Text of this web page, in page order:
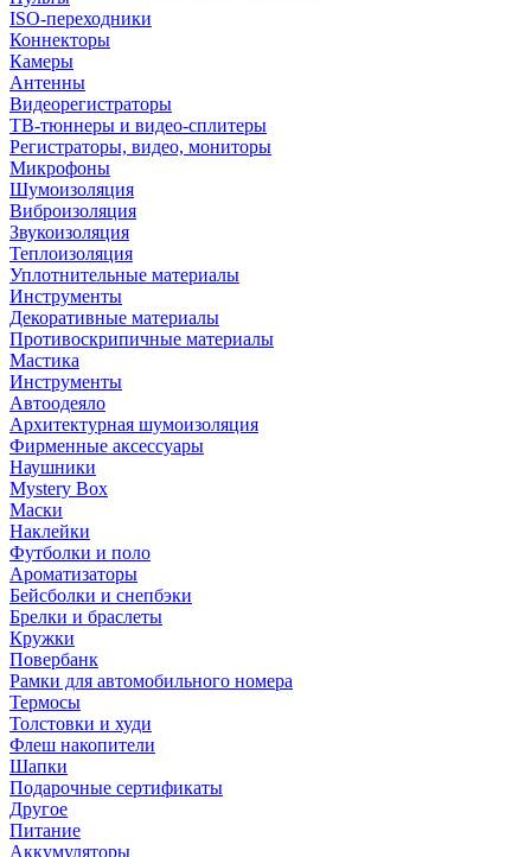
ISO-переходники
Коннекторы
Камеры
Антенны
Видеорегистраторы
ТВ-тюннеры и видео-сплитеры
Регистраторы, видео, мониторы
Микрофоны
Шумоизоляция
Виброизоляция
Звукоизоляция
Теплоизоляция
Уплотнительные материалы
Инструменты
Декоративные материалы
Противоскрипичные материалы
Мастика
Инструменты
Автоодеяло
Архитектурная шумоизоляция
Фирменные аксессуары
Наушники
Mystery Box
Маски
Наклейки
Футболки и поло
Ароматизаторы
Бейсболки и снепбэки
Брелки и браслеты
Кружки
Повербанк
Рамки для автомобильного номера
Термосы
Толстовки и худи
Флеш накопители
Шапки
Подарочные сертификаты
Другое
Питание
Аккумуляторы